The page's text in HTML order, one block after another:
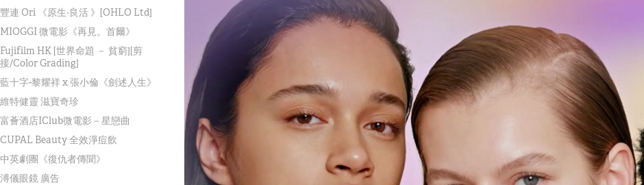
豐連 Ori 《原生‧良活 》[OHLO Ltd]
MIOGGI 微電影《再見。首爾》
Fujifilm HK [世界命題 － 貧窮][剪
接/Color Grading]
藍十字-黎耀祥 x 張小倫《劍述人生》
維特健靈 滋寶奇珍
富薈酒店IClub微電影－星戀曲
CUPAL Beauty 全效淨痘飲
中英劇團《復仇者傳聞》
溥儀眼鏡 廣告